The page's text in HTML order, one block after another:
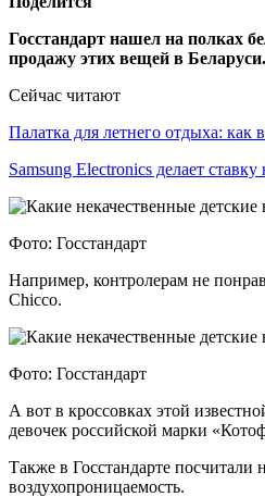
Госстандарт нашел на полках
продажу этих вещей в Беларуси.
Сейчас читают
Палатка для летнего отдыха:
Samsung Electronics делает
Фото: Госстандарт
Например, контролерам не
Chicco.
Фото: Госстандарт
А вот в кроссовках этой
девочек российской марки
Также в Госстандарте
воздухопроницаемость.